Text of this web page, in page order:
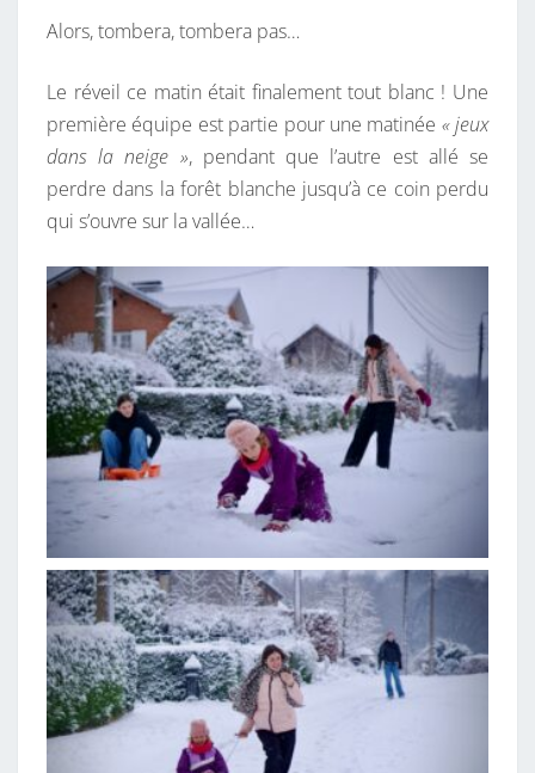
Alors, tombera, tombera pas…
Le réveil ce matin était finalement tout blanc ! Une
première équipe est partie pour une matinée « jeux
dans la neige », pendant que l’autre est allé se
perdre dans la forêt blanche jusqu’à ce coin perdu
qui s’ouvre sur la vallée…